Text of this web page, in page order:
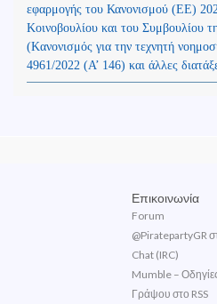
εφαρμογής του Κανονισμού (ΕΕ)
Κοινοβουλίου και του Συμβουλίου
(Kανονισμός για την τεχνητή
4961/2022 (Α’ 146) και άλλες
Επικοινωνία
Forum
@PiratepartyGR
Chat (IRC)
Mumble –
Γράψου στο RSS